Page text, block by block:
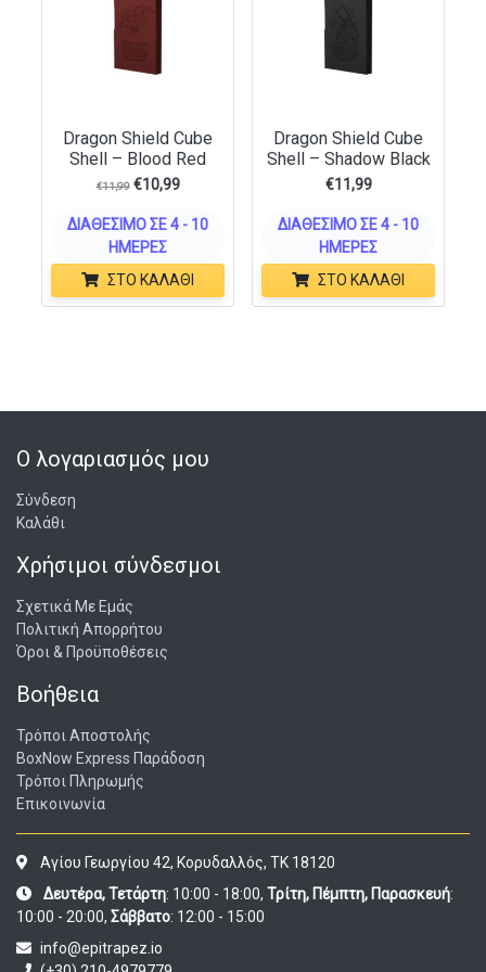
Dragon Shield Cube
Shell – Blood Red
€11,99 €10,99
ΔΙΑΘΈΣΙΜΟ ΣΕ 4 - 10
ΗΜΈΡΕΣ
ΣΤΟ ΚΑΛΆΘΙ
Dragon Shield Cube
Shell – Shadow Black
€11,99
ΔΙΑΘΈΣΙΜΟ ΣΕ 4 - 10
ΗΜΈΡΕΣ
ΣΤΟ ΚΑΛΆΘΙ
Ο λογαριασμός μου
Σύνδεση
Καλάθι
Χρήσιμοι σύνδεσμοι
Σχετικά Με Εμάς
Πολιτική Απορρήτου
Όροι & Προϋποθέσεις
Βοήθεια
Τρόποι Αποστολής
BoxNow Express Παράδοση
Τρόποι Πληρωμής
Επικοινωνία
Αγίου Γεωργίου 42, Κορυδαλλός, ΤΚ 18120
Δευτέρα, Τετάρτη: 10:00 - 18:00, Τρίτη, Πέμπτη, Παρασκευή:
10:00 - 20:00, Σάββατο: 12:00 - 15:00
info@epitrapez.io